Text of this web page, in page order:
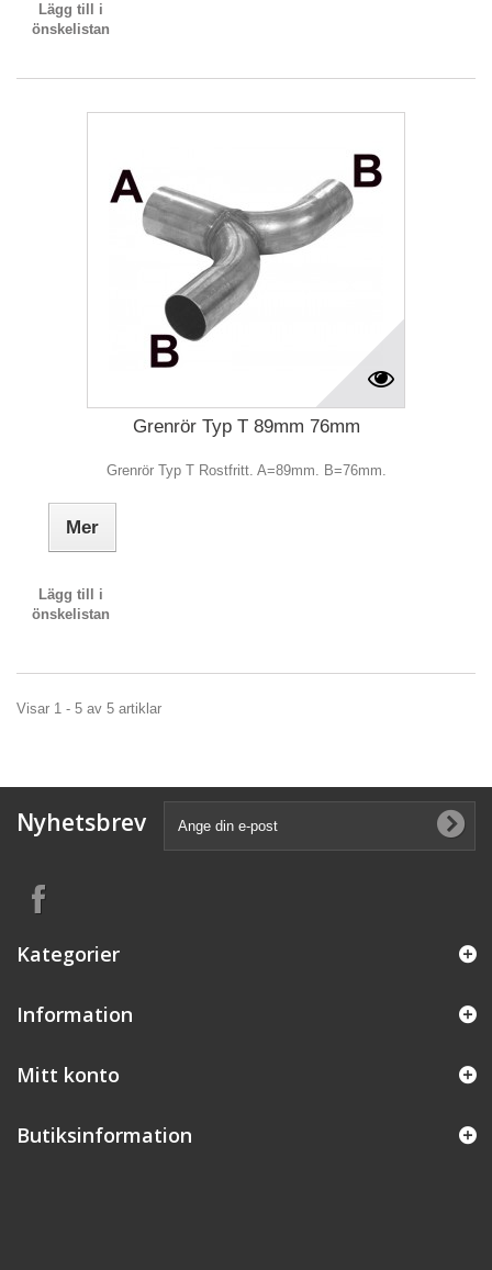
Lägg till i
önskelistan
Grenrör Typ T 89mm 76mm
Grenrör Typ T Rostfritt. A=89mm. B=76mm.
Mer
Lägg till i
önskelistan
Visar 1 - 5 av 5 artiklar
Nyhetsbrev
Kategorier
Information
Mitt konto
Butiksinformation